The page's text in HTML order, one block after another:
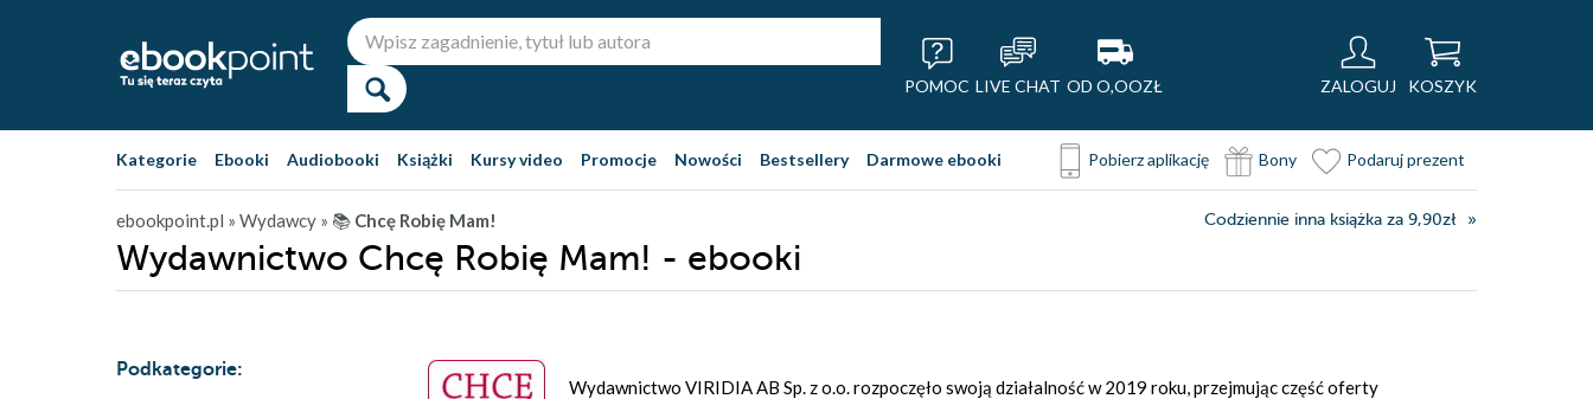
POMOC LIVE CHAT OD O,OOZŁ ZALOGUJ KOSZYK
Kategorie Ebooki Audiobooki Książki Kursy video Promocje Nowości Bestsellery Darmowe ebooki Pobierz aplikację Bony Podaruj prezent
ebookpoint.pl » Wydawcy » 📚 Chcę Robię Mam! Codziennie inna książka za 9,90zł
Wydawnictwo Chcę Robię Mam! - ebooki
Podkategorie:
Wydawnictwo VIRIDIA AB Sp. z o.o. rozpoczęło swoją działalność w 2019 roku, przejmując część oferty